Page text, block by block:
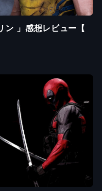
ン 」感想レビュー【